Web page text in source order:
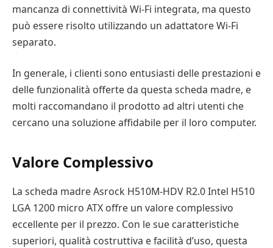
mancanza di connettività Wi-Fi integrata, ma questo
può essere risolto utilizzando un adattatore Wi-Fi
separato.
In generale, i clienti sono entusiasti delle prestazioni e
delle funzionalità offerte da questa scheda madre, e
molti raccomandano il prodotto ad altri utenti che
cercano una soluzione affidabile per il loro computer.
Valore Complessivo
La scheda madre Asrock H510M-HDV R2.0 Intel H510
LGA 1200 micro ATX offre un valore complessivo
eccellente per il prezzo. Con le sue caratteristiche
superiori, qualità costruttiva e facilità d’uso, questa